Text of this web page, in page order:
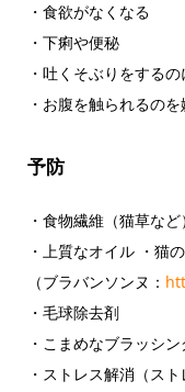
・食欲がなくなる
・下痢や便秘
・吐くそぶりをする
・お腹を触られるの
予防
・食物繊維（猫草など）
・上質なオイル ・猫
（ブラバンソンヌ：
・毛球除去剤
・こまめなブラッシン
・ストレス解消（ス